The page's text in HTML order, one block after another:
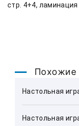
стр. 4+4,
Похожие
Настольная
Настольная